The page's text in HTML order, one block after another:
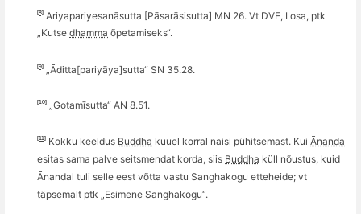
[8] Ariyapariyesanāsutta [Pāsarāsisutta] MN 26. Vt DVE, I osa, ptk
„Kutse dhamma õpetamiseks“.
[9] „Āditta[pariyāya]sutta“ SN 35.28.
[10] „Gotamīsutta“ AN 8.51.
[11] Kokku keeldus Buddha kuuel korral naisi pühitsemast. Kui Ānanda
esitas sama palve seitsmendat korda, siis Buddha küll nõustus, kuid
Ānandal tuli selle eest võtta vastu Sanghakogu etteheide; vt
täpsemalt ptk „Esimene Sanghakogu“.